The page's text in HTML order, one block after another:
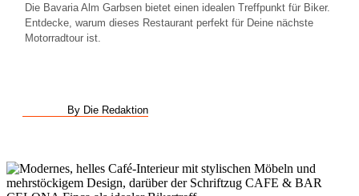
Die Bavaria Alm Garbsen bietet einen idealen Treffpunkt für Biker.
Entdecke, warum dieses Restaurant perfekt für Deine nächste
Motorradtour ist.
By Die Redaktion